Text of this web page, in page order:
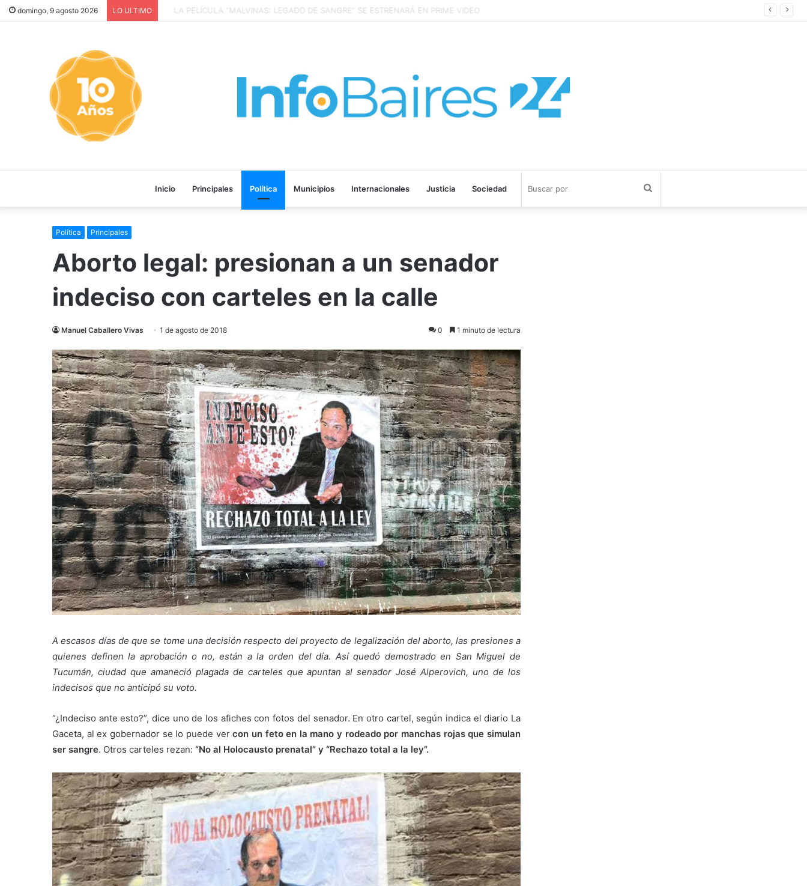
domingo, 9 agosto 2026 LO ULTIMO LA PELÍCULA “MALVINAS: LEGADO DE SANGRE” SE ESTRENARÁ EN PRIME VIDEO
Inicio Principales Política Municipios Internacionales Justicia Sociedad
Política Principales
Aborto legal: presionan a un senador
indeciso con carteles en la calle
Manuel Caballero Vivas 1 de agosto de 2018 0 1 minuto de lectura
A escasos días de que se tome una decisión respecto del proyecto de legalización del aborto, las presiones a
quienes definen la aprobación o no, están a la orden del día. Así quedó demostrado en San Miguel de
Tucumán, ciudad que amaneció plagada de carteles que apuntan al senador José Alperovich, uno de los
indecisos que no anticipó su voto.
“¿Indeciso ante esto?”, dice uno de los afiches con fotos del senador. En otro cartel, según indica el diario La
Gaceta, al ex gobernador se lo puede vercon un feto en la mano y rodeado por manchas rojas que simulan
ser sangre. Otros carteles rezan: “No al Holocausto prenatal” y “Rechazo total a la ley”.